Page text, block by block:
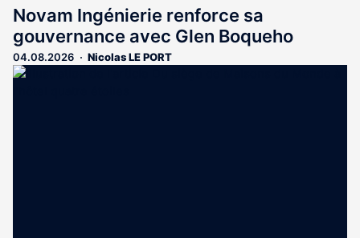
Novam Ingénierie renforce sa
gouvernance avec Glen Boqueho
04.08.2026 Nicolas LE PORT